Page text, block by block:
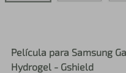
Película para Samsung
Hydrogel - Gshield